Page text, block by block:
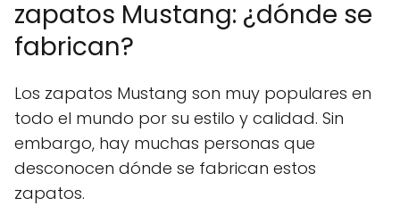
zapatos Mustang: ¿dónde se
fabrican?
Los zapatos Mustang son muy populares en
todo el mundo por su estilo y calidad. Sin
embargo, hay muchas personas que
desconocen dónde se fabrican estos
zapatos.